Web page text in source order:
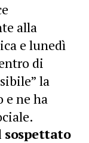
alla
e lunedì
di
la
e ne ha
sospettato